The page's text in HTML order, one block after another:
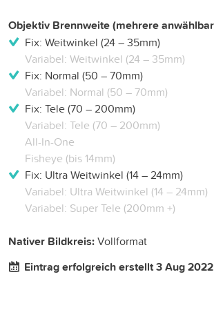
Objektiv Brennweite (mehrere
Fix: Weitwinkel (24 – 35mm)
Variabel: Weitwinkel (24 – 35mm)
Fix: Normal (50 – 70mm)
Variabel: Normal (50 – 70mm)
Fix: Tele (70 – 200mm)
Variabel: Tele (70 – 200mm)
All-In-One
Fisheye (bis 14mm)
Fix: Ultra Weitwinkel (14 – 24mm)
Variabel: Ultra Weitwinkel (14 – 24mm)
Variabel: Super Tele (200mm +)
Nativer Bildkreis:Vollformat
Eintrag erfolgreich erstellt 3 Aug 2022